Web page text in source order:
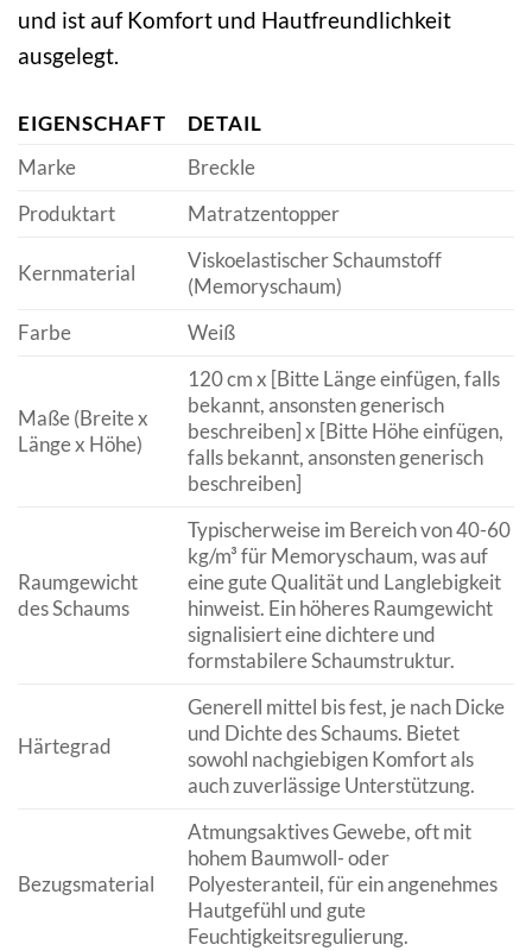
und ist auf Komfort und Hautfreundlichkeit
ausgelegt.
EIGENSCHAFT
DETAIL
Marke
Breckle
Produktart
Matratzentopper
Kernmaterial
Viskoelastischer Schaumstoff
(Memoryschaum)
Farbe
Weiß
Maße (Breite x
Länge x Höhe)
120 cm x [Bitte Länge einfügen, falls
bekannt, ansonsten generisch
beschreiben] x [Bitte Höhe einfügen,
falls bekannt, ansonsten generisch
beschreiben]
Raumgewicht
des Schaums
Typischerweise im Bereich von 40-60
kg/m³ für Memoryschaum, was auf
eine gute Qualität und Langlebigkeit
hinweist. Ein höheres Raumgewicht
signalisiert eine dichtere und
formstabilere Schaumstruktur.
Härtegrad
Generell mittel bis fest, je nach Dicke
und Dichte des Schaums. Bietet
sowohl nachgiebigen Komfort als
auch zuverlässige Unterstützung.
Bezugsmaterial
Atmungsaktives Gewebe, oft mit
hohem Baumwoll- oder
Polyesteranteil, für ein angenehmes
Hautgefühl und gute
Feuchtigkeitsregulierung.